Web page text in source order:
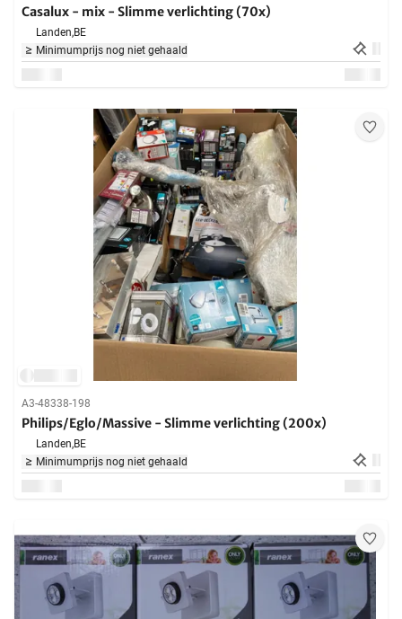
Casalux - mix - Slimme verlichting (70x)
Landen,BE
Minimumprijs nog niet gehaald
A3-48338-198
Philips/Eglo/Massive - Slimme verlichting (200x)
Landen,BE
Minimumprijs nog niet gehaald